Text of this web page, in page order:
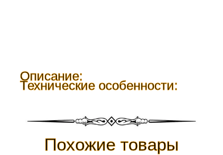
Описание:
Технические особенности:
Похожие товары